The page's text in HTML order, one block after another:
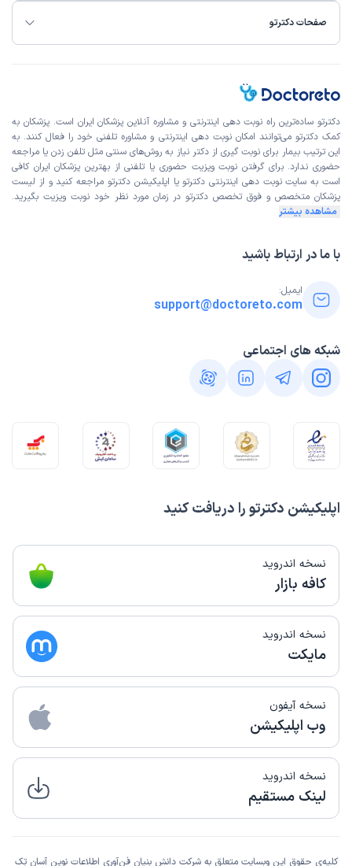
صفحات دکترتو
اپلیکیشن دکترتو را دریافت کنید
نسخه اندروید
کافه بازار
نسخه اندروید
مایکت
نسخه آیفون
وب اپلیکیشن
نسخه اندروید
لینک مستقیم
دکترتو ساده‌ترین راه نوبت‌ دهی اینترنتی و مشاوره آنلاین پزشکان ایران است. پزشکان به
کمک دکترتو می‌توانند امکان نوبت دهی اینترنتی و مشاوره تلفنی خود را فعال کنند. به
این ترتیب بیمار برای نوبت گیری از دکتر نیاز به روش‌های سنتی مثل تلفن زدن یا مراجعه
حضوری ندارد. برای گرفتن نوبت ویزیت حضوری یا تلفنی از بهترین پزشکان ایران کافی
است به سایت نوبت دهی اینترنتی دکترتو یا اپلیکیشن دکترتو مراجعه کنید و از لیست
پزشکان متخصص و فوق تخصص دکترتو در زمان مورد نظر خود نوبت ویزیت بگیرید.
مشاهده بیشتر
با ما در ارتباط باشید
ایمیل:
support@doctoreto.com
شبکه های اجتماعی
کلیه‌ی حقوق این وبسایت متعلق به شرکت دانش بنیان فن‌آوری اطلاعات نوین آسان تِک